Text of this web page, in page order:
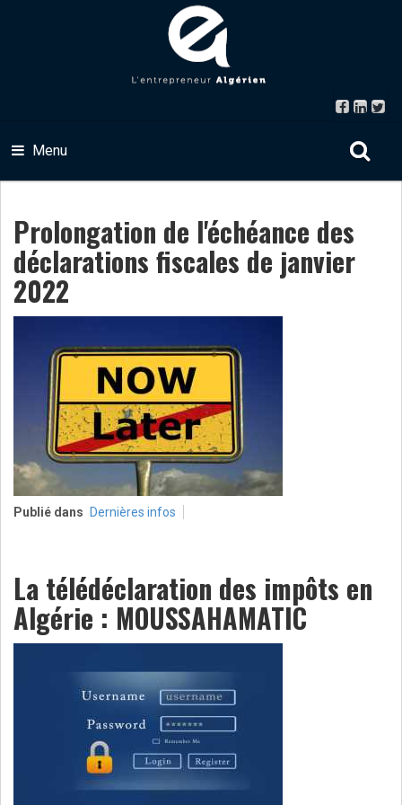
Menu
Prolongation de l'échéance des
déclarations fiscales de janvier
2022
Publié dans Dernières infos
La télédéclaration des impôts en
Algérie : MOUSSAHAMATIC